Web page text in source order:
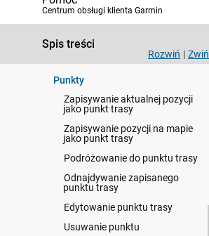
Centrum obsługi klienta Garmin
Spis treści
Rozwiń | Zwiń
Korzystanie ze stron głównych
Nawigacja
Punkty
Zapisywanie aktualnej pozycji
jako punkt trasy
Zapisywanie pozycji na mapie
jako punkt trasy
Podróżowanie do punktu trasy
Odnajdywanie zapisanego
punktu trasy
Edytowanie punktu trasy
Usuwanie punktu